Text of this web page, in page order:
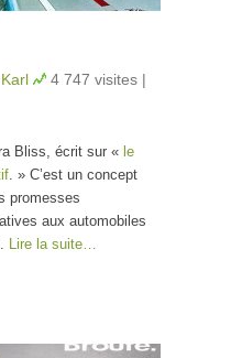
Karl 4 747 visites |
Bliss, écrit sur « le
. » C’est un concept
promesses
aux automobiles
Lire la suite…